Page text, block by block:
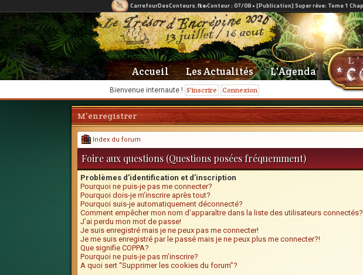
Bienvenue internaute ! S'inscrire Connexion
Accueil Les Actualités L'Agenda
M’enregistrer
Index du forum
Foire aux questions (Questions posées fréquemment)
Problèmes d’identification et d’inscription
Pourquoi ne puis-je pas me connecter?
Pourquoi dois-je m’inscrire après tout?
Pourquoi suis-je automatiquement déconnecté?
Comment empêcher mon nom d’apparaître dans la liste des utilisateurs connectés?
J’ai perdu mon mot de passe!
Je suis enregistré mais je ne peux pas me connecter!
Je me suis enregistré par le passé mais je ne peux plus me connecter?!
Que signifie COPPA?
Pourquoi ne puis-je pas m’inscrire?
A quoi sert “Supprimer les cookies du forum”?